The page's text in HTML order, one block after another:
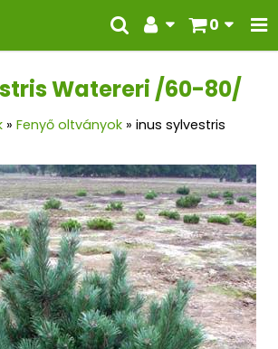
0
Watereri /60-80/
» Fenyő oltványok » inus sylvestris